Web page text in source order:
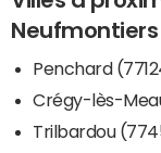
Neufmontiers
Penchard
Crégy-lès-
Trilbardou